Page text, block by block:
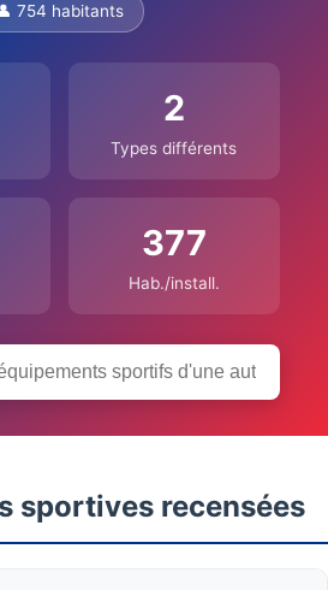
754 habitants
2
Types différents
377
Hab./install.
sportives recensées